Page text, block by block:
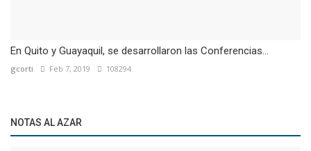
En Quito y Guayaquil, se desarrollaron las Conferencias...
gcorti Feb 7, 2019 108294
NOTAS AL AZAR